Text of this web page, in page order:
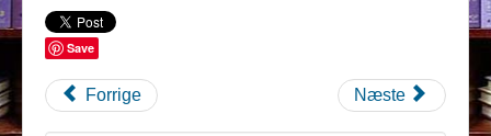
Save
Forrige Næste